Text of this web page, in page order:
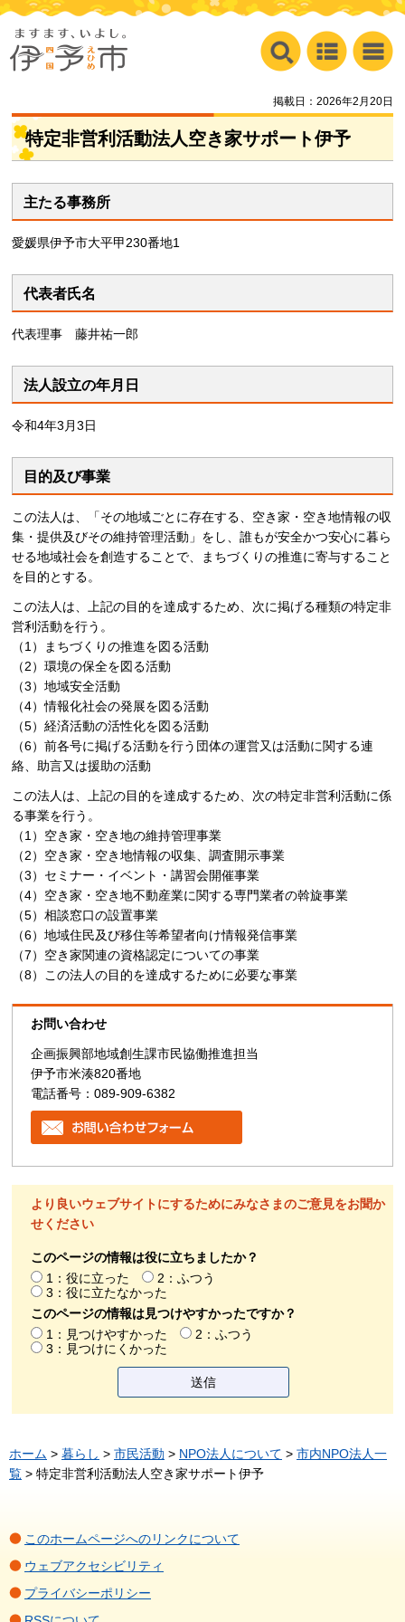
掲載日：2026年2月20日
特定非営利活動法人空き家サポート伊予
主たる事務所
愛媛県伊予市大平甲230番地1
代表者氏名
代表理事 藤井祐一郎
法人設立の年月日
令和4年3月3日
目的及び事業
この法人は、「その地域ごとに存在する、空き家・空き地情報の収
集・提供及びその維持管理活動」をし、誰もが安全かつ安心に暮ら
せる地域社会を創造することで、まちづくりの推進に寄与すること
を目的とする。
この法人は、上記の目的を達成するため、次に掲げる種類の特定非
営利活動を行う。
（1）まちづくりの推進を図る活動
（2）環境の保全を図る活動
（3）地域安全活動
（4）情報化社会の発展を図る活動
（5）経済活動の活性化を図る活動
（6）前各号に掲げる活動を行う団体の運営又は活動に関する連
絡、助言又は援助の活動
この法人は、上記の目的を達成するため、次の特定非営利活動に係
る事業を行う。
（1）空き家・空き地の維持管理事業
（2）空き家・空き地情報の収集、調査開示事業
（3）セミナー・イベント・講習会開催事業
（4）空き家・空き地不動産業に関する専門業者の斡旋事業
（5）相談窓口の設置事業
（6）地域住民及び移住等希望者向け情報発信事業
（7）空き家関連の資格認定についての事業
（8）この法人の目的を達成するために必要な事業
お問い合わせ
企画振興部地域創生課市民協働推進担当
伊予市米湊820番地
電話番号：089-909-6382
より良いウェブサイトにするためにみなさまのご意見をお聞か
せください
このページの情報は役に立ちましたか？
1：役に立った
2：ふつう
3：役に立たなかった
このページの情報は見つけやすかったですか？
1：見つけやすかった
2：ふつう
3：見つけにくかった
ホーム > 暮らし > 市民活動 > NPO法人について > 市内NPO法人一
覧 > 特定非営利活動法人空き家サポート伊予
このホームページへのリンクについて
ウェブアクセシビリティ
プライバシーポリシー